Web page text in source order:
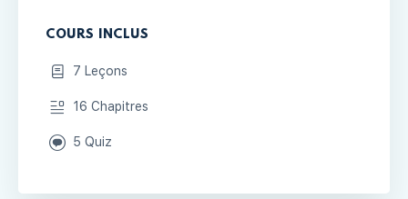
COURS INCLUS
7 Leçons
16 Chapitres
5 Quiz